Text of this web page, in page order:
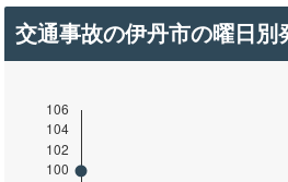
交通事故の伊丹市の曜日別